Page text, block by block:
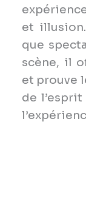
et
que
scène, il
et prouve
de